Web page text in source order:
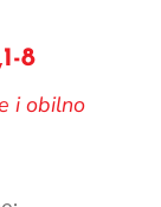
8
i obilno